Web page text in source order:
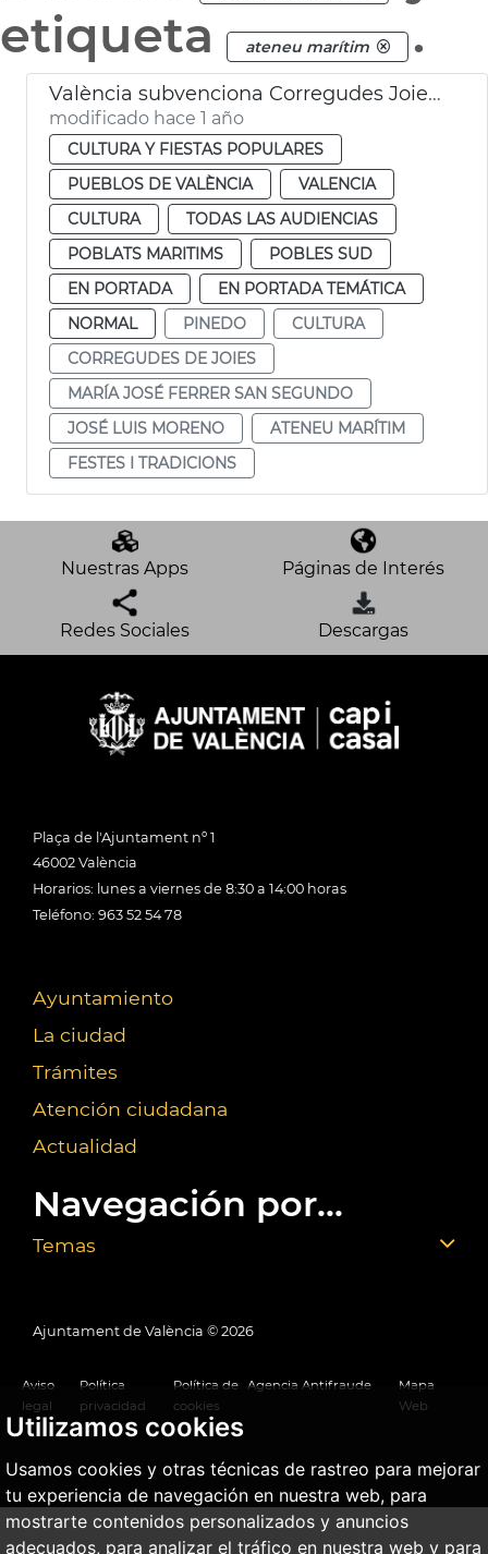
Utilizamos cookies
Usamos cookies y otras técnicas de rastreo para mejorar
tu experiencia de navegación en nuestra web, para
mostrarte contenidos personalizados y anuncios
adecuados, para analizar el tráfico en nuestra web y para
etiqueta
ateneu marítim .
València subvenciona Corregudes Joies de Pinedo
modificado hace 1 año
CULTURA Y FIESTAS POPULARES
PUEBLOS DE VALÈNCIA
VALENCIA
CULTURA
TODAS LAS AUDIENCIAS
POBLATS MARITIMS
POBLES SUD
EN PORTADA
EN PORTADA TEMÁTICA
NORMAL
PINEDO
CULTURA
CORREGUDES DE JOIES
MARÍA JOSÉ FERRER SAN SEGUNDO
JOSÉ LUIS MORENO
ATENEU MARÍTIM
FESTES I TRADICIONS
Nuestras Apps Páginas de Interés
Redes Sociales Descargas
Plaça de l'Ajuntament nº 1
46002 València
Horarios: lunes a viernes de 8:30 a 14:00 horas
Teléfono: 963 52 54 78
Ayuntamiento
La ciudad
Trámites
Atención ciudadana
Actualidad
Navegación por...
Temas
Ajuntament de València © 2026
Aviso
legal
Política
privacidad
Política de
cookies
Agencia Antifraude
Mapa
Web